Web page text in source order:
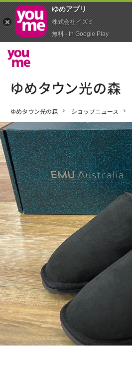
ゆめタウン光の森 ショップニュース
ゆめアプ‪リ‬
株式会社イズミ
無料 - In Google Play